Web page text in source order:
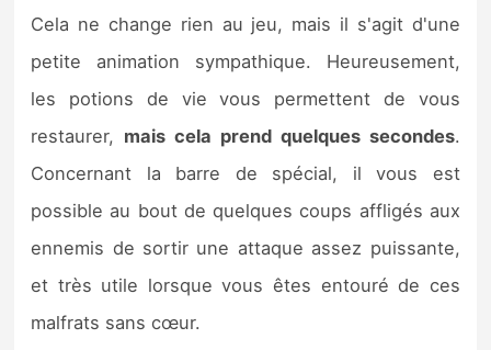
Cela ne change rien au jeu, mais il s'agit d'une
petite animation sympathique. Heureusement,
les potions de vie vous permettent de vous
restaurer, mais cela prend quelques secondes.
Concernant la barre de spécial, il vous est
possible au bout de quelques coups affligés aux
ennemis de sortir une attaque assez puissante,
et très utile lorsque vous êtes entouré de ces
malfrats sans cœur.